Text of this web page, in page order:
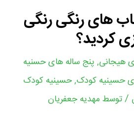
های رنگی رنگی
کردید؟
هیجانی, پنج ساله های حسنیه
حسینیه کودک,حسینیه کودک
/توسط مهدیه جعفریان